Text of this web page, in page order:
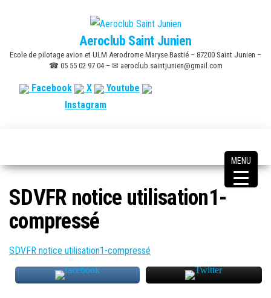
content
Aeroclub Saint Junien
Ecole de pilotage avion et ULM Aerodrome Maryse Bastié – 87200 Saint Junien –
☎ 05 55 02 97 04 – ✉ aeroclub.saintjunien@gmail.com
Facebook X
Youtube
Instagram
SDVFR notice utilisation1-
compressé
SDVFR notice utilisation1-compressé
MENU